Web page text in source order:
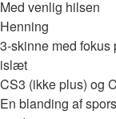
Med venlig hilsen
Henning
3-skinne med fokus
islæt
CS3 (ikke plus) og
En blanding af